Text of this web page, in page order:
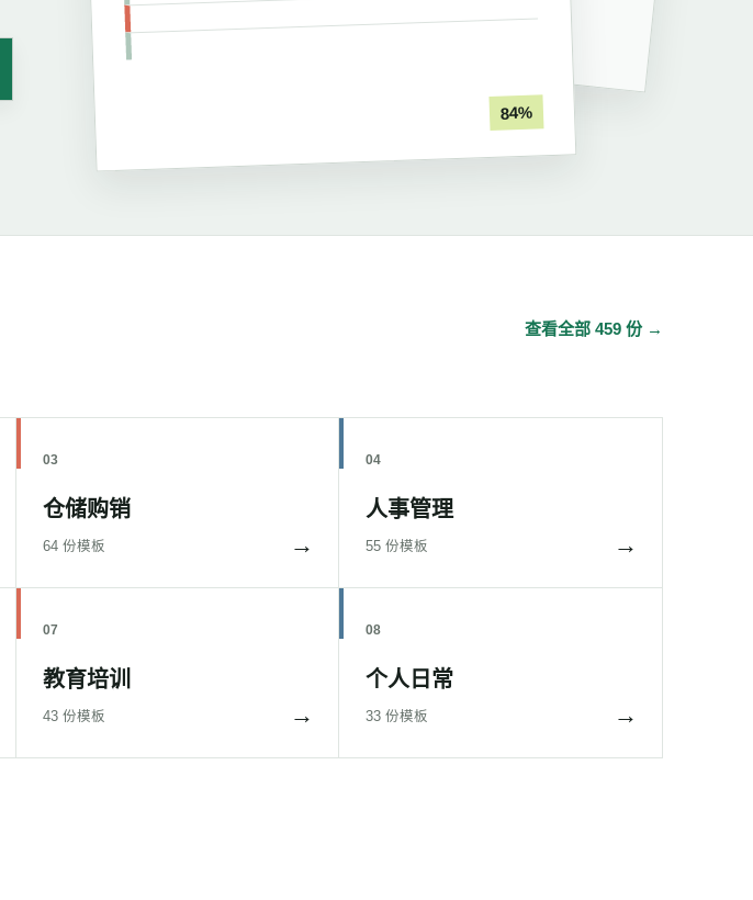
84%
查看全部 459 份 →
03
仓储购销
64 份模板 →
04
人事管理
55 份模板 →
07
教育培训
43 份模板 →
08
个人日常
33 份模板 →